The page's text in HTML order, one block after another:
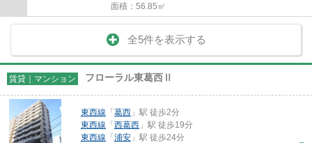
面積：56.85㎡
全5件を表示する
賃貸｜マンション フローラル東葛西Ⅱ
東西線 「 葛西 」駅 徒歩2分
東西線 「 西葛西 」駅 徒歩19分
東西線 「 浦安 」駅 徒歩24分